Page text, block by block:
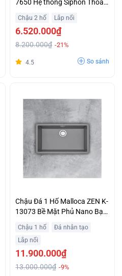
7650 Hệ thống Siphon Thoát
Nước Và Ngăn Mùi Giá Ưu
Đãi
Chậu 2 hố Lắp nổi
6.520.000₫
8.200.000₫ -21%
4.5 So sánh
Chậu Đá 1 Hố Malloca ZEN K-
13073 Bề Mặt Phủ Nano Bạc
Chậu 1 hố
Đá nhân tạo
Lắp nổi
11.900.000₫
13.000.000₫ -9%